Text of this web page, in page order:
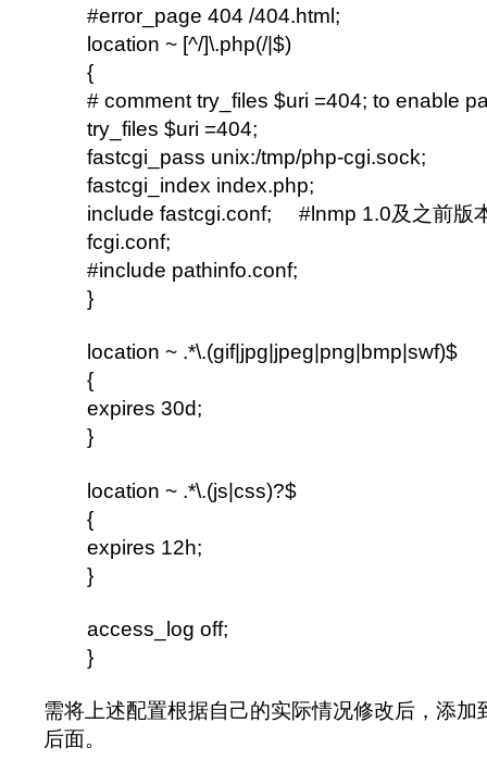
#error_page 404 /404.html;
location ~ [^/]\.php(/|$)
{
# comment try_files $uri =404; to enable
try_files $uri =404;
fastcgi_pass unix:/tmp/php-cgi.sock;
fastcgi_index index.php;
include fastcgi.conf; #lnmp 1.0及之前版
fcgi.conf;
#include pathinfo.conf;
}
location ~ .*\.(gif|jpg|jpeg|png|bmp|swf)$
{
expires 30d;
}
location ~ .*\.(js|css)?$
{
expires 12h;
}
access_log off;
}
需将上述配置根据自己的实际情况修改后，添加
后面。